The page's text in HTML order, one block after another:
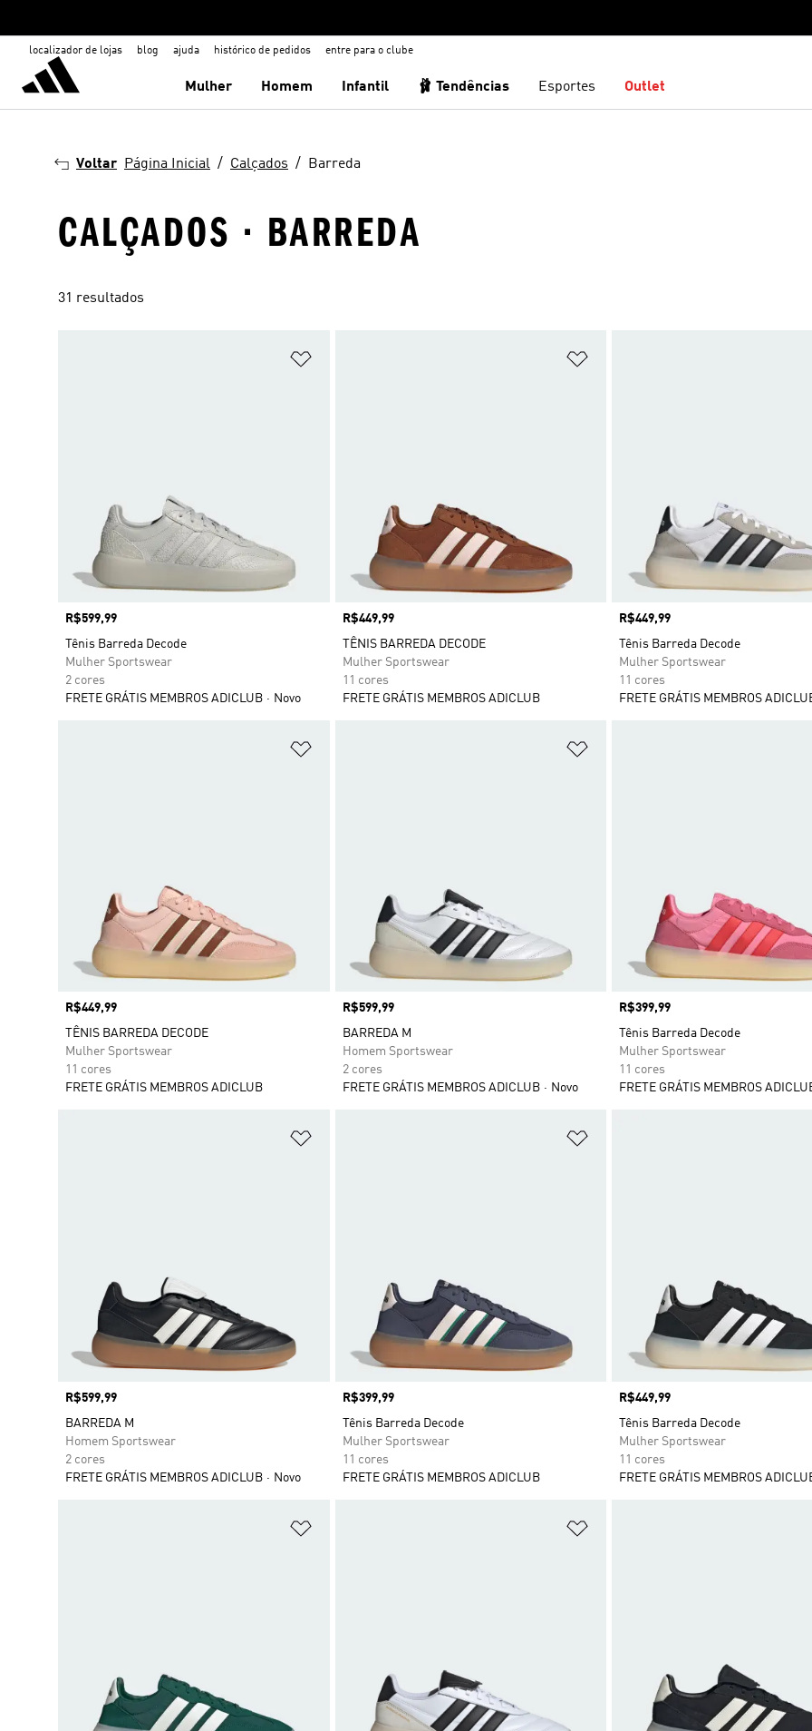
localizador de lojas blog ajuda histórico de pedidos entre para o clube
Mulher Homem Infantil 🩰 Tendências Esportes Outlet
Voltar Página Inicial Calçados Barreda
CALÇADOS · BARREDA
31 resultados
Preço
R$599,99
Tênis Barreda Decode
Mulher Sportswear
2 cores
FRETE GRÁTIS MEMBROS ADICLUB
Novo
Preço
R$449,99
TÊNIS BARREDA DECODE
Mulher Sportswear
11 cores
FRETE GRÁTIS MEMBROS ADICLUB
Preço
R$449,99
Tênis Barreda Decode
Mulher Sportswear
11 cores
FRETE GRÁTIS MEMBROS
Preço
R$449,99
TÊNIS BARREDA DECODE
Mulher Sportswear
11 cores
FRETE GRÁTIS MEMBROS ADICLUB
Preço
R$599,99
BARREDA M
Homem Sportswear
2 cores
FRETE GRÁTIS MEMBROS ADICLUB
Novo
Preço
R$399,99
Tênis Barreda Decode
Mulher Sportswear
11 cores
FRETE GRÁTIS MEMBROS
Preço
R$599,99
BARREDA M
Homem Sportswear
2 cores
FRETE GRÁTIS MEMBROS ADICLUB
Novo
Preço
R$399,99
Tênis Barreda Decode
Mulher Sportswear
11 cores
FRETE GRÁTIS MEMBROS ADICLUB
Preço
R$449,99
Tênis Barreda Decode
Mulher Sportswear
11 cores
FRETE GRÁTIS MEMBROS